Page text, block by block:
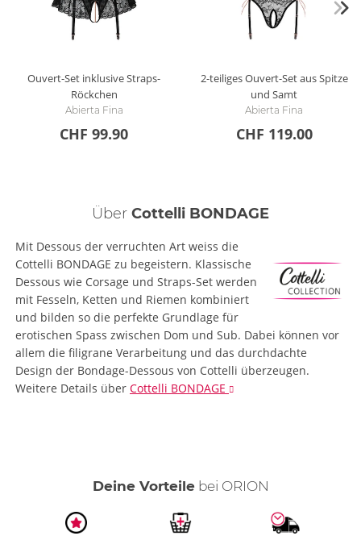
Ouvert-Set inklusive Straps-
Röckchen
Abierta Fina
CHF 99.90
2-teiliges Ouvert-Set aus Spitze
und Samt
Abierta Fina
CHF 119.00
Über Cottelli BONDAGE
Mit Dessous der verruchten Art weiss die
Cottelli BONDAGE zu begeistern. Klassische
Dessous wie Corsage und Straps-Set werden
mit Fesseln, Ketten und Riemen kombiniert
und bilden so die perfekte Grundlage für
erotischen Spass zwischen Dom und Sub. Dabei können vor
allem die filigrane Verarbeitung und das durchdachte
Design der Bondage-Dessous von Cottelli überzeugen.
Weitere Details über Cottelli BONDAGE
Deine Vorteilebei ORION